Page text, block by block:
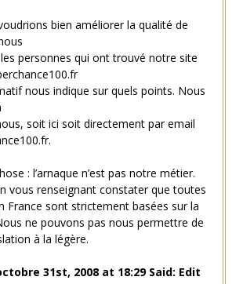
bien améliorer la qualité de
personnes qui ont trouvé notre site
nous indique sur quels points. Nous
soit ici soit directement par email
: l’arnaque n’est pas notre métier.
vous renseignant constater que toutes
France sont strictement basées sur la
ne pouvons pas nous permettre de
à la légère.
31st, 2008 at 18:29 Said: Edit